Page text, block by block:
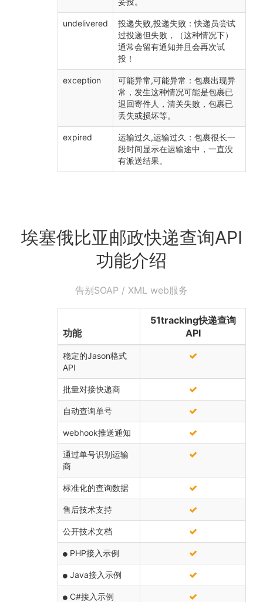
undelivered
投递失败,投递失败：快递员尝试
过投递但失败，（这种情况下）
通常会留有通知并且会再次试
投！
exception
可能异常,可能异常：包裹出现异
常，发生这种情况可能是包裹已
退回寄件人，清关失败，包裹已
丢失或损坏等。
expired
运输过久,运输过久：包裹很长一
段时间显示在运输途中，一直没
有派送结果。
埃塞俄比亚邮政快递查询API
功能介绍
告别SOAP / XML web服务
功能
51tracking快递查询
API
稳定的Jason格式
API
批量对接快递商
自动查询单号
webhook推送通知
通过单号识别运输
商
标准化的查询数据
售后技术支持
公开技术文档
PHP接入示例
Java接入示例
C#接入示例